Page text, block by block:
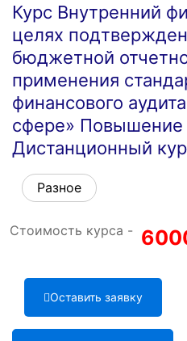
Курс Внутренний
целях
бюджетной
применения
финансового
сфере» Повышение
Дистанционный
Разное
Стоимость курса -
Оставить заявку